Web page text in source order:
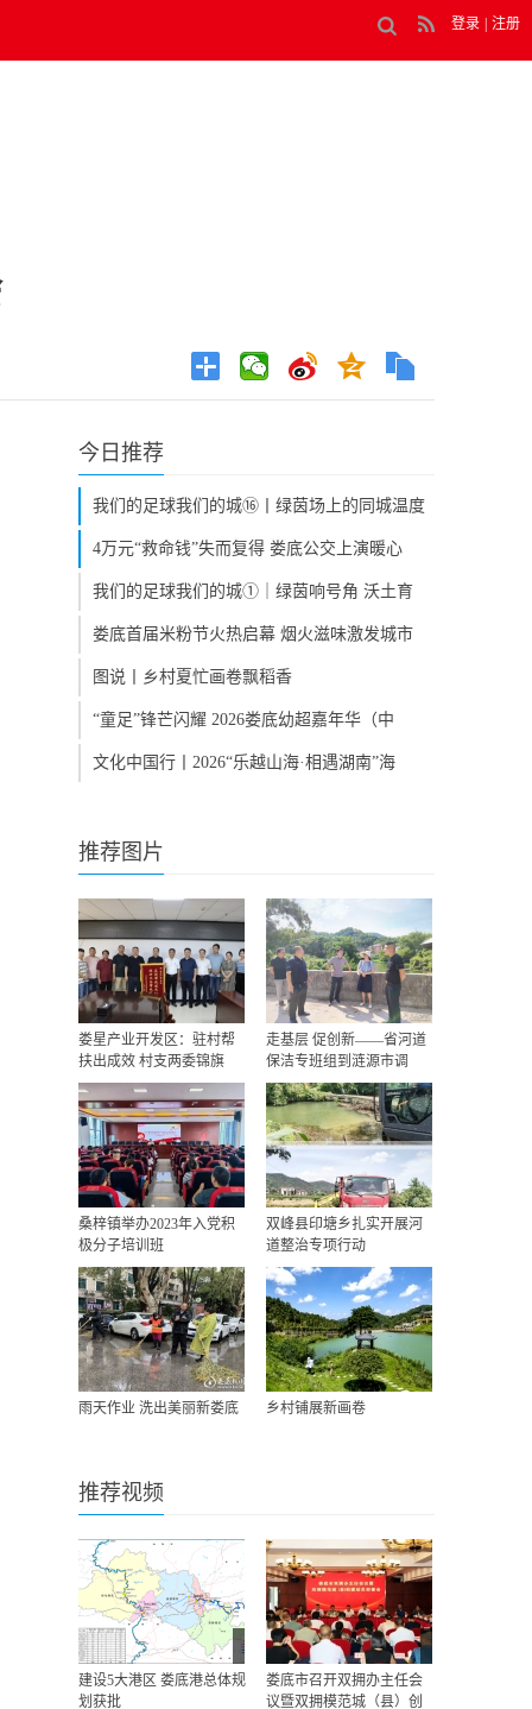
登录 注册
今日推荐
我们的足球我们的城⑯丨绿茵场上的同城温度
4万元“救命钱”失而复得 娄底公交上演暖心
我们的足球我们的城①｜绿茵响号角 沃土育
娄底首届米粉节火热启幕 烟火滋味激发城市
图说丨乡村夏忙画卷飘稻香
“童足”锋芒闪耀 2026娄底幼超嘉年华（中
文化中国行丨2026“乐越山海·相遇湖南”海
推荐图片
娄星产业开发区：驻村帮
扶出成效 村支两委锦旗
走基层 促创新——省河道
保洁专班组到涟源市调
桑梓镇举办2023年入党积
极分子培训班
双峰县印塘乡扎实开展河
道整治专项行动
雨天作业 洗出美丽新娄底 乡村铺展新画卷
推荐视频
建设​5大港区 娄底港总体规
划获批
娄底市召开双拥办主任会
议暨双拥模范城（县）创